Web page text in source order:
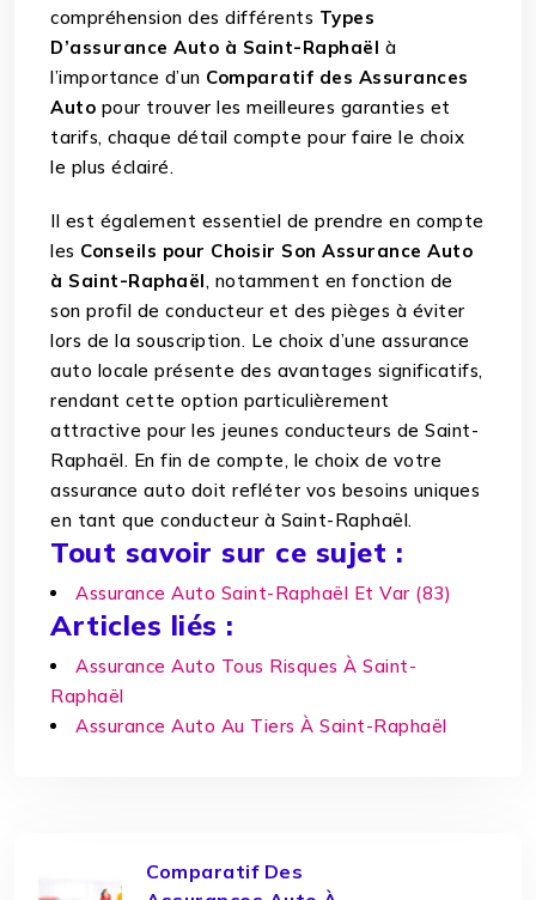
compréhension des différents Types
D’assurance Auto à Saint-Raphaël à
l’importance d’un Comparatif des Assurances
Auto pour trouver les meilleures garanties et
tarifs, chaque détail compte pour faire le choix
le plus éclairé.
Il est également essentiel de prendre en compte
les Conseils pour Choisir Son Assurance Auto
à Saint-Raphaël, notamment en fonction de
son profil de conducteur et des pièges à éviter
lors de la souscription. Le choix d’une assurance
auto locale présente des avantages significatifs,
rendant cette option particulièrement
attractive pour les jeunes conducteurs de Saint-
Raphaël. En fin de compte, le choix de votre
assurance auto doit refléter vos besoins uniques
en tant que conducteur à Saint-Raphaël.
Tout savoir sur ce sujet :
Assurance Auto Saint-Raphaël Et Var (83)
Articles liés :
Assurance Auto Tous Risques À Saint-
Raphaël
Assurance Auto Au Tiers À Saint-Raphaël
Comparatif Des